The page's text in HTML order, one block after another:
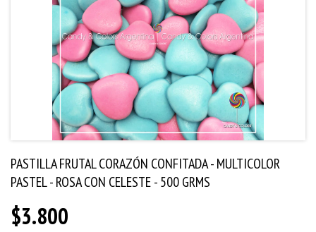
PASTILLA FRUTAL CORAZÓN CONFITADA - MULTICOLOR
PASTEL - ROSA CON CELESTE - 500 GRMS
$3.800